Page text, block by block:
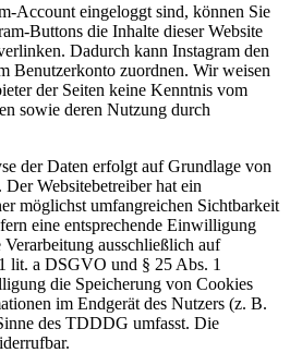
Account eingeloggt sind, können Sie
Buttons die Inhalte dieser Website
Dadurch kann Instagram den
Benutzerkonto zuordnen. Wir weisen
der Seiten keine Kenntnis vom
sowie deren Nutzung durch
der Daten erfolgt auf Grundlage von
Websitebetreiber hat ein
möglichst umfangreichen Sichtbarkeit
eine entsprechende Einwilligung
ausschließlich auf
lit. a DSGVO und § 25 Abs. 1
die Speicherung von Cookies
im Endgerät des Nutzers (z. B.
des TDDDG umfasst. Die